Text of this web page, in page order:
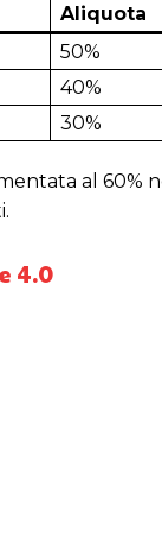
Aliquota
50%
40%
30%
al
4.0